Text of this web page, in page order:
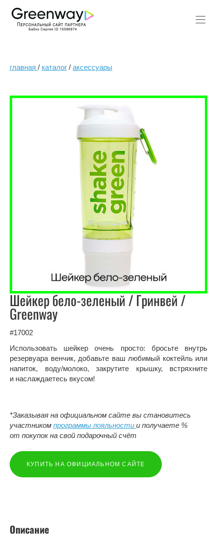
главная / каталог / аксессуары
Шейкер бело-зеленый / Гринвей /
Greenway
#17002
Использовать шейкер очень просто: бросьте внутрь
резервуара венчик, добавьте ваш любимый коктейль или
напиток, воду/молоко, закрутите крышку, встряхните
и наслаждаетесь вкусом!
*Заказывая на официальном сайте вы становитесь
участником программы лояльности и получаете %
от покупок на свой подарочный счёт
КУПИТЬ НА ОФИЦИАЛЬНОМ САЙТЕ
Описание